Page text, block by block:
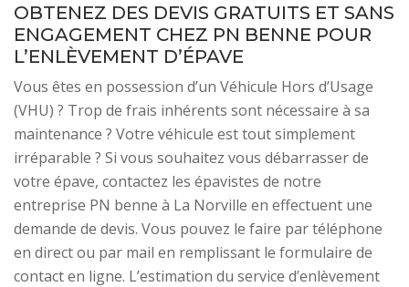
OBTENEZ DES DEVIS GRATUITS ET SANS
ENGAGEMENT CHEZ PN BENNE POUR
L’ENLÈVEMENT D’ÉPAVE
Vous êtes en possession d’un Véhicule Hors d’Usage
(VHU) ? Trop de frais inhérents sont nécessaire à sa
maintenance ? Votre véhicule est tout simplement
irréparable ? Si vous souhaitez vous débarrasser de
votre épave, contactez les épavistes de notre
entreprise PN benne à La Norville en effectuent une
demande de devis. Vous pouvez le faire par téléphone
en direct ou par mail en remplissant le formulaire de
contact en ligne. L’estimation du service d’enlèvement